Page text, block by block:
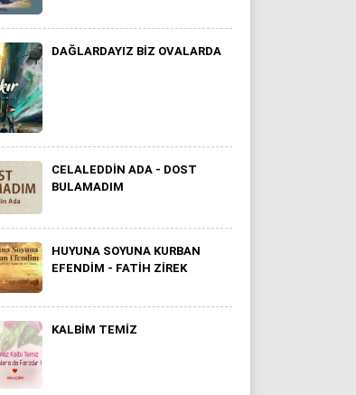
DAĞLARDAYIZ BIZ OVALARDA
CELALEDDIN ADA - DOST
BULAMADIM
HUYUNA SOYUNA KURBAN
EFENDİM - FATİH ZİREK
KALBIM TEMIZ